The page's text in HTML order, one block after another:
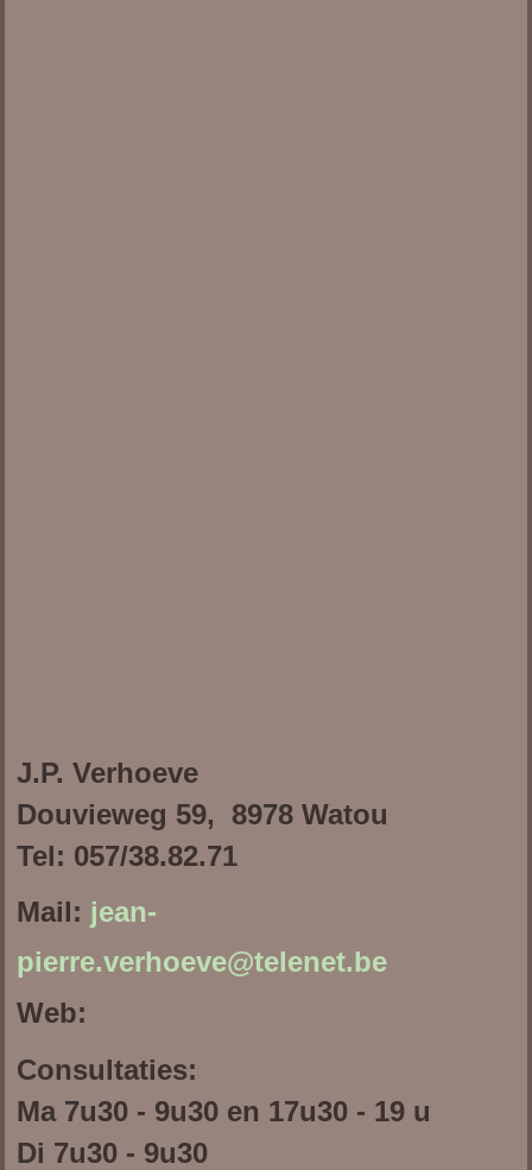
J.P. Verhoeve
Douvieweg 59, 8978 Watou
Tel: 057/38.82.71
Mail: jean-
pierre.verhoeve@telenet.be
Web:
Consultaties:
Ma 7u30 - 9u30 en 17u30 - 19 u
Di 7u30 - 9u30